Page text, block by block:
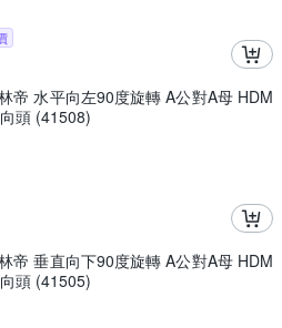
帝 水平向左90度旋轉 A公對A母 HDM
頭 (41508)
帝 垂直向下90度旋轉 A公對A母 HDM
頭 (41505)